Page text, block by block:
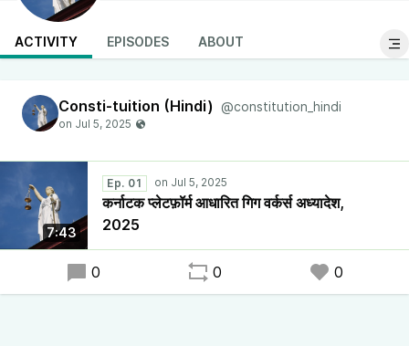
ACTIVITY EPISODES ABOUT
Consti-tuition (Hindi) @constitution_hindi
7:43
Ep. 01
कर्नाटक प्लेटफ़ॉर्म आधारित गिग वर्कर्स अध्यादेश,
2025
0 0 0